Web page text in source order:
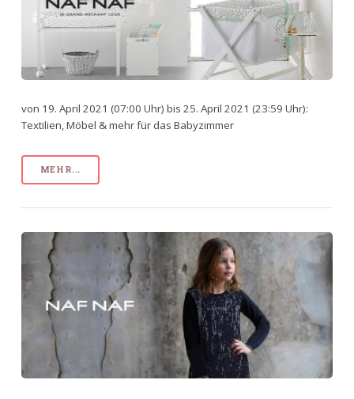
von 19. April 2021 (07:00 Uhr) bis 25. April 2021 (23:59 Uhr):
Textilien, Möbel & mehr für das Babyzimmer
MEHR...